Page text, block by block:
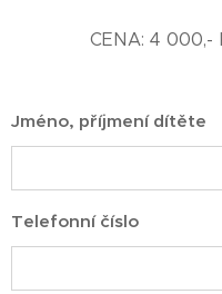
CENA: 4 000,-
Jméno, příjmení dítěte
Telefonní číslo